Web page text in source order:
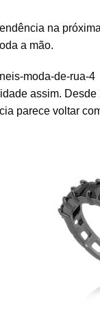
na
a mão.
assim. Desde
parece voltar
Meia